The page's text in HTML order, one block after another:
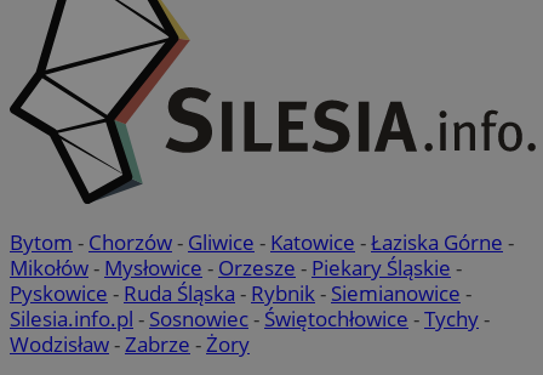
Bytom - Chorzów- Gliwice - Katowice -Łaziska Górne -
Mikołów- Mysłowice - Orzesze - Piekary Śląskie -
Pyskowice - Ruda Śląska - Rybnik- Siemianowice -
Silesia.info.pl - Sosnowiec- Świętochłowice -Tychy-
Wodzisław-Zabrze -Żory